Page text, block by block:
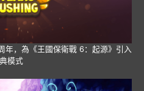
年，為《王國保衛戰 6：起源》引入
模式